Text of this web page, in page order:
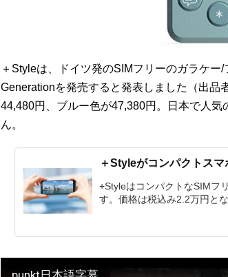
＋Styleは、ドイツ発のSIMフリーのガラケ
Generationを発売すると発表しました（出品
44,480円、ブルー色が47,380円。日本で人
ん。
＋Styleがコンパクトス
+StyleはコンパクトなSIMフ
す。価格は税込み2.2万円とな